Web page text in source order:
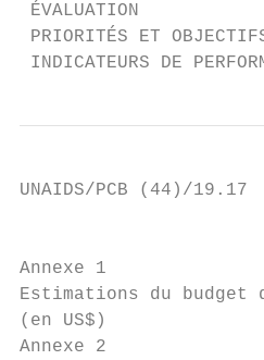
ÉVALUATION
PRIORITÉS ET
INDICATEURS
UNAIDS/PCB (44)/19.17
Annexe 1
Estimations du
(en US$)
Annexe 2